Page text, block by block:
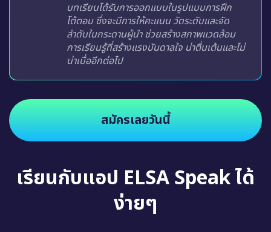
บทเรียนได้รับการออกแบบในรูปแบบการฝึก
โต้ตอบ ซึ่งจะมีการให้คะแนน วัดระดับและจัด
ลำดับในกระดานผู้นำ ช่วยสร้างสภาพแวดล้อม
การเรียนรู้ที่สร้างแรงบันดาลใจ น่าตื่นเต้นและไม่
น่าเบื่ออีกต่อไป
สมัครเลยวันนี้
เรียนกับแอป ELSA Speak ได้
ง่ายๆ